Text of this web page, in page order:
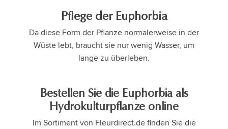
Pflege der Euphorbia
Da diese Form der Pflanze normalerweise in der
Wüste lebt, braucht sie nur wenig Wasser, um
lange zu überleben.
Bestellen Sie die Euphorbia als
Hydrokulturpflanze online
Im Sortiment von Fleurdirect.de finden Sie die